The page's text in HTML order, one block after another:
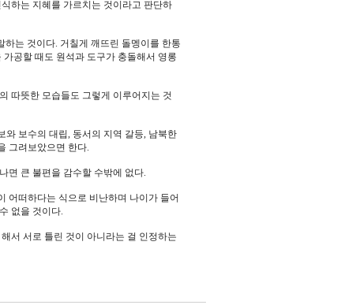
하는 지혜를 가르치는 것이라고 판단하
하는 것이다. 거칠게 깨뜨린 돌멩이를 한통
공할 때도 원석과 도구가 충돌해서 영롱
따뜻한 모습들도 그렇게 이루어지는 것
와 보수의 대립, 동서의 지역 갈등, 남북한
그려보았으면 한다.
면 큰 불편을 감수할 수밖에 없다.
어떠하다는 식으로 비난하며 나이가 들어
없을 것이다.
서 서로 틀린 것이 아니라는 걸 인정하는